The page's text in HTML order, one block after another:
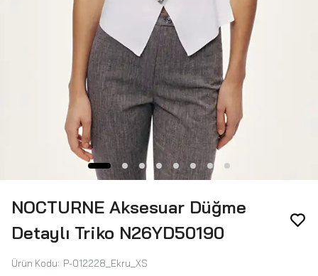
NOCTURNE Aksesuar Düğme
Detaylı Triko N26YD50190
Ürün Kodu: P-012228_Ekru_XS